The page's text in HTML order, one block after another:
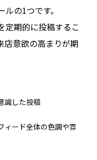
の1つです。
定期的に投稿するこ
店意欲の高まりが期
識した投稿
ィード全体の色調や雰